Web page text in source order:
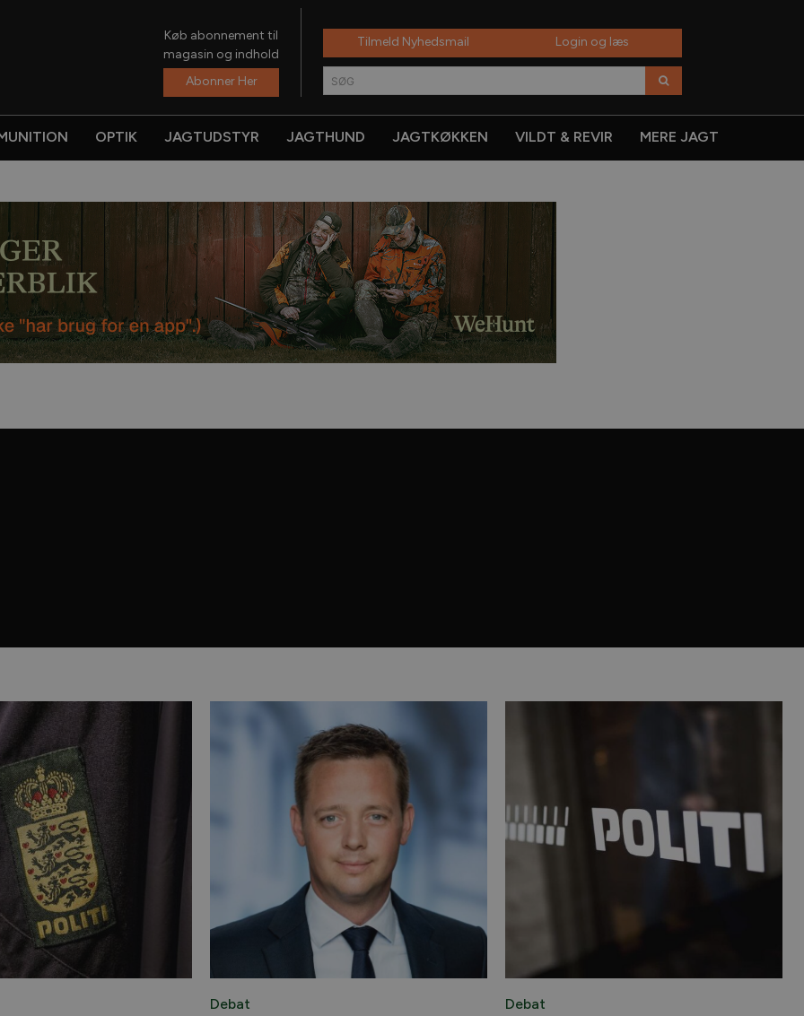
Køb abonnement til
magasin og indhold
Abonner Her
Tilmeld Nyhedsmail Login og læs
SØG
OPTIK JAGTUDSTYR JAGTHUND JAGTKØKKEN VILDT & REVIR MERE JAGT
Debat Debat